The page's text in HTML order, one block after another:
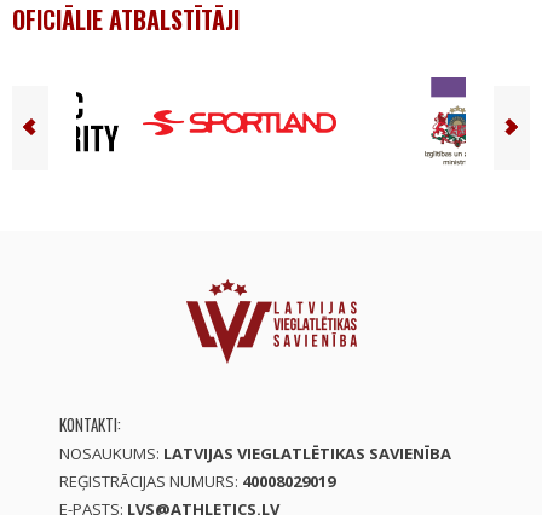
OFICIĀLIE ATBALSTĪTĀJI
KONTAKTI:
NOSAUKUMS: LATVIJAS VIEGLATLĒTIKAS SAVIENĪBA
REĢISTRĀCIJAS NUMURS: 40008029019
E-PASTS: LVS@ATHLETICS.LV